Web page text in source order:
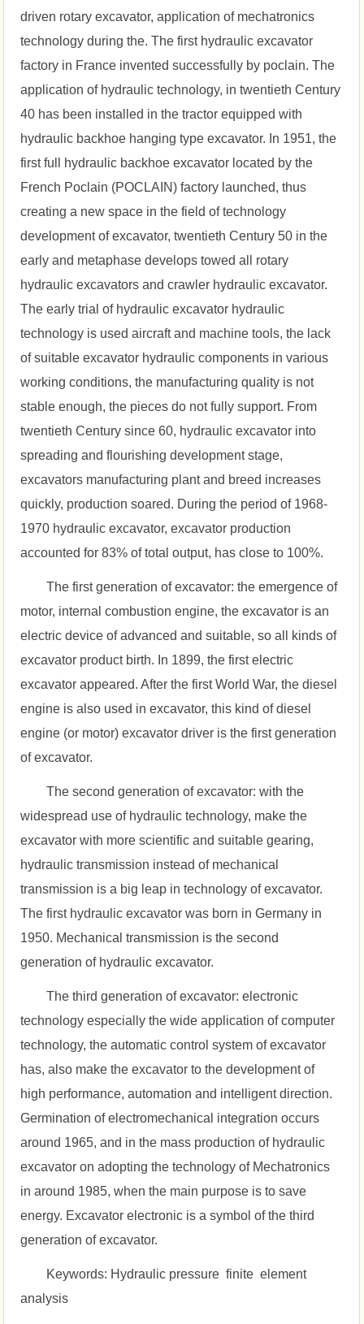
driven rotary excavator, application of mechatronics
technology during the. The first hydraulic excavator
factory in France invented successfully by poclain. The
application of hydraulic technology, in twentieth Century
40 has been installed in the tractor equipped with
hydraulic backhoe hanging type excavator. In 1951, the
first full hydraulic backhoe excavator located by the
French Poclain (POCLAIN) factory launched, thus
creating a new space in the field of technology
development of excavator, twentieth Century 50 in the
early and metaphase develops towed all rotary
hydraulic excavators and crawler hydraulic excavator.
The early trial of hydraulic excavator hydraulic
technology is used aircraft and machine tools, the lack
of suitable excavator hydraulic components in various
working conditions, the manufacturing quality is not
stable enough, the pieces do not fully support. From
twentieth Century since 60, hydraulic excavator into
spreading and flourishing development stage,
excavators manufacturing plant and breed increases
quickly, production soared. During the period of 1968-
1970 hydraulic excavator, excavator production
accounted for 83% of total output, has close to 100%.
The first generation of excavator: the emergence of
motor, internal combustion engine, the excavator is an
electric device of advanced and suitable, so all kinds of
excavator product birth. In 1899, the first electric
excavator appeared. After the first World War, the diesel
engine is also used in excavator, this kind of diesel
engine (or motor) excavator driver is the first generation
of excavator.
The second generation of excavator: with the
widespread use of hydraulic technology, make the
excavator with more scientific and suitable gearing,
hydraulic transmission instead of mechanical
transmission is a big leap in technology of excavator.
The first hydraulic excavator was born in Germany in
1950. Mechanical transmission is the second
generation of hydraulic excavator.
The third generation of excavator: electronic
technology especially the wide application of computer
technology, the automatic control system of excavator
has, also make the excavator to the development of
high performance, automation and intelligent direction.
Germination of electromechanical integration occurs
around 1965, and in the mass production of hydraulic
excavator on adopting the technology of Mechatronics
in around 1985, when the main purpose is to save
energy. Excavator electronic is a symbol of the third
generation of excavator.
Keywords: Hydraulic pressure finite element
analysis